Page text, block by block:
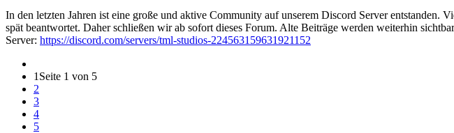
In den letzten Jahren ist eine große und aktive Community auf unserem Discord Server
spät beantwortet. Daher schließen wir ab sofort dieses Forum. Alte Beiträge werden weiterhin
Server: https://discord.com/servers/tml-studios-224563159631921152
1 Seite 1 von 5
2
3
4
5